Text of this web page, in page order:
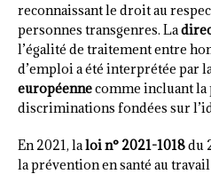
reconnaissant le droit au
personnes transgenres. La
l’égalité de traitement entre
d’emploi a été interprétée par
européennecomme incluant
discriminations fondées sur
En 2021, laloi n° 2021-1018du
la prévention en santé au